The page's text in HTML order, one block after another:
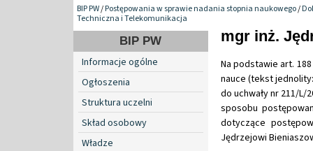
BIP PW/Postępowania w sprawie nadania stopnia naukowego/
Techniczna i Telekomunikacja
BIP PW
Informacje ogólne
Ogłoszenia
Struktura uczelni
Skład osobowy
Władze
mgr inż.
Na podstawie art.
nauce (tekst jednolity:
do uchwały nr 211/L/
sposobu
dotyczące
Jędrzejowi